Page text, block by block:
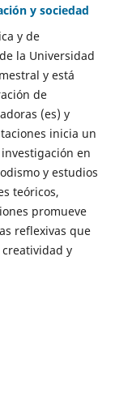
y sociedad
y de
la Universidad
y está
de
(es) y
inicia un
en
y estudios
teóricos,
promueve
reflexivas que
y